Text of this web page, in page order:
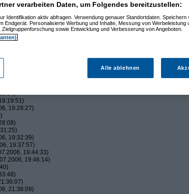
11.07.2006, 13:41:09)
19:28:27)
19:32:39)
19:37:57)
19:44:33)
19:46:14)
21:38:09)
verarbeiten Daten, um Folgendes bereitzustellen:
Identifikation aktiv abfragen. Verwendung genauer Standortdaten. Speichern
Endgerät. Personalisierte Werbung und Inhalte, Messung von Werbeleistung
sowie Entwicklung und Verbesserung von Angeboten.
Alle ablehnen